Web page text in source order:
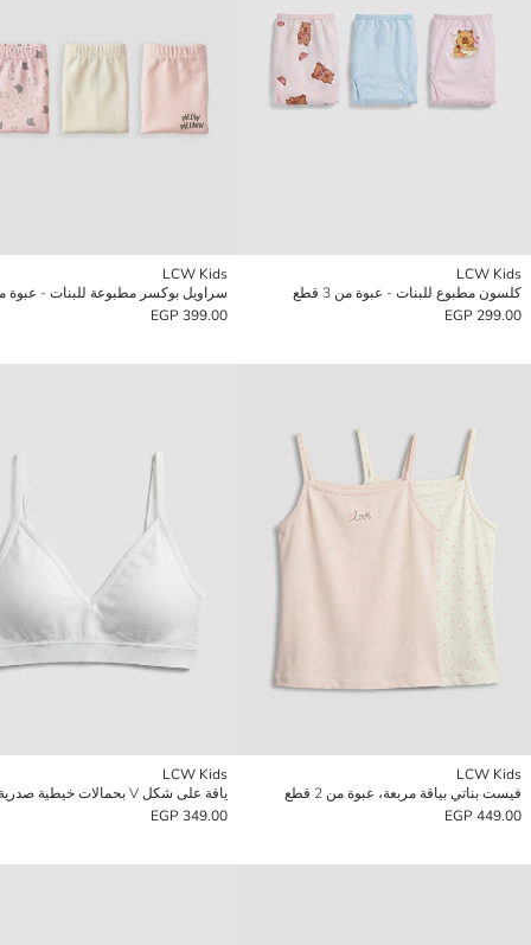
LCW Kids
كلسون مطبوع للبنات - عبوة من 3 قطع
299.00 EGP
LCW Kids
399.00 EGP
LCW Kids
فيست بناتي بياقة مربعة، عبوة من 2 قطع
449.00 EGP
LCW Kids
ياقة على شكل V بحمالات خيطية صدرية بنات
349.00 EGP